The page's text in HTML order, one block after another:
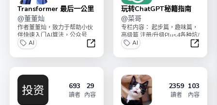
Transformer 最后一公里
@董董灿
作者董董灿，致力于帮助小伙
伴快速入门AI算法，公众号
《董董灿是个攻城狮》主理
人。基于Transfor...
AI
Transformer 最后一公里
玩转ChatGPT秘籍指南
@菜哥
专栏内容： 起步篇，趣味篇，
高级篇 注册/升级Plus4各种坑/
让GPT生图片/GPT4生高清图...
AI
玩转
693
讀者
29
內容
2359
讀者
103
內容